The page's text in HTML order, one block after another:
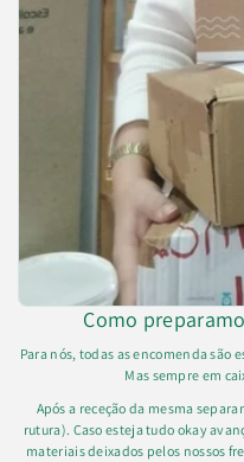
Como
Para nós, todas as encomenda são
Mas sempre em
Após a receção da mesma
rutura). Caso esteja tudo okay
materiais deixados pelos nossos